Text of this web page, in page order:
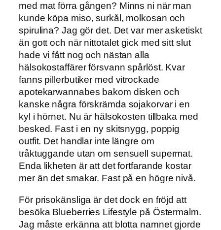
med mat förra gången? Minns ni när man
kunde köpa miso, surkål, molkosan och
spirulina? Jag gör det. Det var mer asketiskt
än gott och när nittotalet gick med sitt slut
hade vi fått nog och nästan alla
hälsokostaffärer försvann spårlöst. Kvar
fanns pillerbutiker med vitrockade
apotekarwannabes bakom disken och
kanske några förskrämda sojakorvar i en
kyl i hörnet. Nu är hälsokosten tillbaka med
besked. Fast i en ny skitsnygg, poppig
outfit. Det handlar inte längre om
tråktuggande utan om sensuell supermat.
Enda likheten är att det fortfarande kostar
mer än det smakar. Fast på en högre nivå.
För prisokänsliga är det dock en fröjd att
besöka Blueberries Lifestyle på Östermalm.
Jag måste erkänna att blotta namnet gjorde